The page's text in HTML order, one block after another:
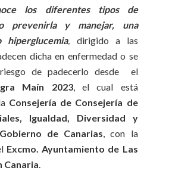
los diferentes tipos de
prevenirla y manejar, una
hiperglucemia, dirigido a las
dicha en enfermedad o se
de padecerlo desde
el
Maín 2023, el cual está
Consejería de Consejería de
Igualdad, Diversidad y
de Canarias, con la
Excmo. Ayuntamiento de Las
Canaria.